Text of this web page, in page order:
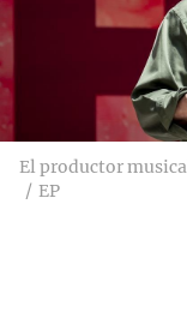
El productor
EP